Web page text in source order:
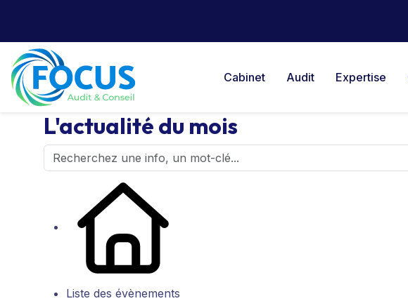
Cabinet Audit Expertise
L'actualité du mois
Liste des évènements